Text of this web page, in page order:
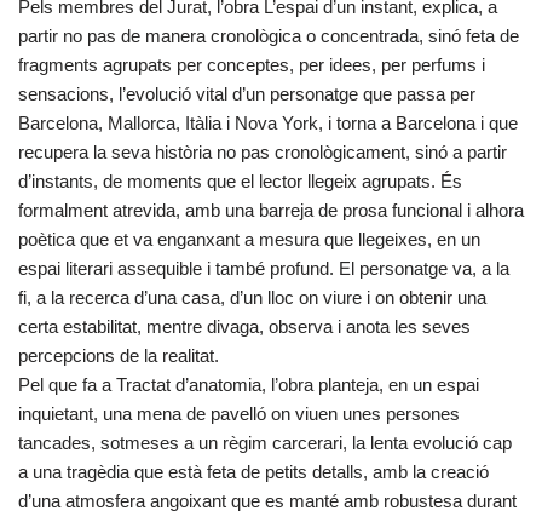
Pels membres del Jurat, l’obra L’espai d’un instant, explica, a
partir no pas de manera cronològica o concentrada, sinó feta de
fragments agrupats per conceptes, per idees, per perfums i
sensacions, l’evolució vital d’un personatge que passa per
Barcelona, Mallorca, Itàlia i Nova York, i torna a Barcelona i que
recupera la seva història no pas cronològicament, sinó a partir
d’instants, de moments que el lector llegeix agrupats. És
formalment atrevida, amb una barreja de prosa funcional i alhora
poètica que et va enganxant a mesura que llegeixes, en un
espai literari assequible i també profund. El personatge va, a la
fi, a la recerca d’una casa, d’un lloc on viure i on obtenir una
certa estabilitat, mentre divaga, observa i anota les seves
percepcions de la realitat.
Pel que fa a Tractat d’anatomia, l’obra planteja, en un espai
inquietant, una mena de pavelló on viuen unes persones
tancades, sotmeses a un règim carcerari, la lenta evolució cap
a una tragèdia que està feta de petits detalls, amb la creació
d’una atmosfera angoixant que es manté amb robustesa durant